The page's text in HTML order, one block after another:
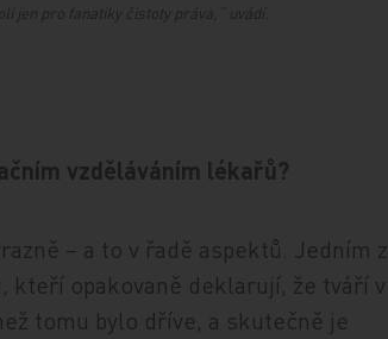
jen pro fanatiky čistoty práva,“ uvádí.
vzděláváním lékařů?
– a to v řadě aspektů. Jedním z
kteří opakovaně deklarují, že tváří v
tomu bylo dříve, a skutečně je